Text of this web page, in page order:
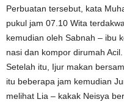
Perbuatan tersebut, kata
pukul jam 07.10 Wita
kemudian oleh Sabnah – ibu
nasi dan kompor dirumah Acil.
Setelah itu, Ijur makan
itu beberapa jam kemudian
melihat Lia – kakak Neisya